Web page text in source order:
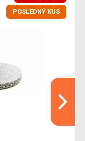
POSLEDNÝ KUS